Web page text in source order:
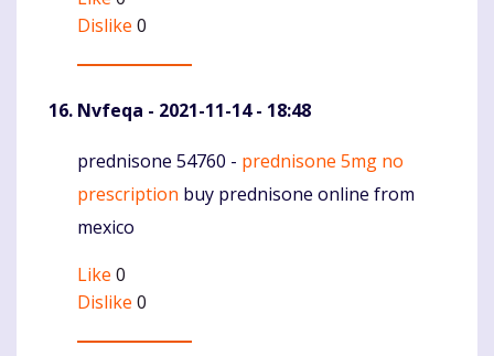
Dislike 0
Nvfeqa - 2021-11-14 - 18:48
Komentaras
prednisone 54760 - prednisone 5mg no
prescription buy prednisone online from
mexico
Like 0
Dislike 0